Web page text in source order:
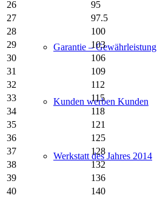
Garantie – Gewährleistung
Kunden werben Kunden
Werkstatt des Jahres 2014
26
95
27
97.5
28
100
29
103
30
106
31
109
32
112
33
115
34
118
35
121
36
125
37
128
38
132
39
136
40
140